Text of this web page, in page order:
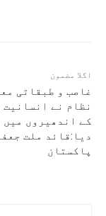
اگلا مضمون
غاصب و طبقاتی
نظام نے
کے اندھیروں میں
دیا:قائد ملت
پاکستان